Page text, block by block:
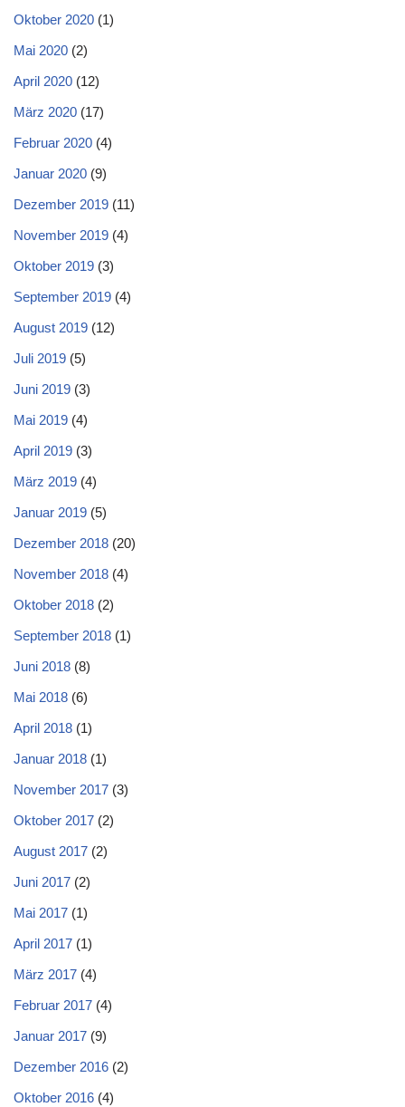
Oktober 2020 (1)
Mai 2020 (2)
April 2020 (12)
März 2020 (17)
Februar 2020 (4)
Januar 2020 (9)
Dezember 2019 (11)
November 2019 (4)
Oktober 2019 (3)
September 2019 (4)
August 2019 (12)
Juli 2019 (5)
Juni 2019 (3)
Mai 2019 (4)
April 2019 (3)
März 2019 (4)
Januar 2019 (5)
Dezember 2018 (20)
November 2018 (4)
Oktober 2018 (2)
September 2018 (1)
Juni 2018 (8)
Mai 2018 (6)
April 2018 (1)
Januar 2018 (1)
November 2017 (3)
Oktober 2017 (2)
August 2017 (2)
Juni 2017 (2)
Mai 2017 (1)
April 2017 (1)
März 2017 (4)
Februar 2017 (4)
Januar 2017 (9)
Dezember 2016 (2)
Oktober 2016 (4)